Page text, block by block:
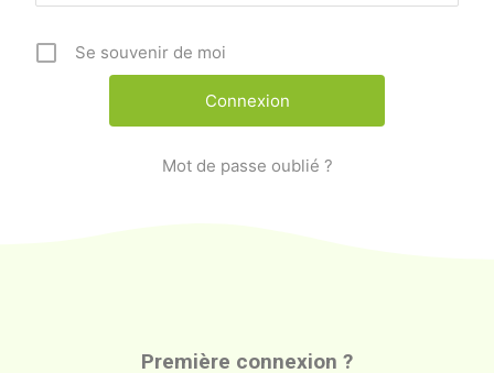
Se souvenir de moi
Mot de passe oublié ?
Première connexion ?